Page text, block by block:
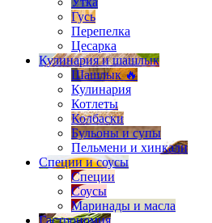
Гусь
Перепелка
Цесарка
Кулинария и шашлык
Шашлык 🔥
Кулинария
Котлеты
Колбаски
Бульоны и супы
Пельмени и хинкали
Специи и соусы
Специи
Соусы
Маринады и масла
Гастрономия